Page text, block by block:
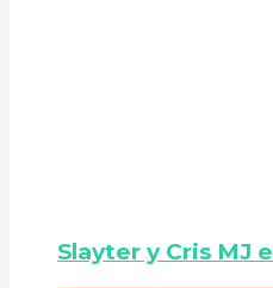
Slayter y Cris MJ